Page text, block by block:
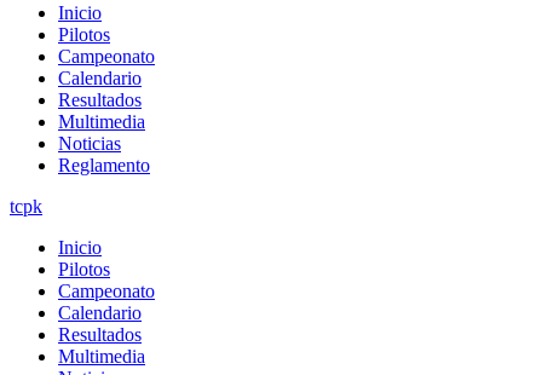
Inicio
Pilotos
Campeonato
Calendario
Resultados
Multimedia
Noticias
Reglamento
tcpk
Inicio
Pilotos
Campeonato
Calendario
Resultados
Multimedia